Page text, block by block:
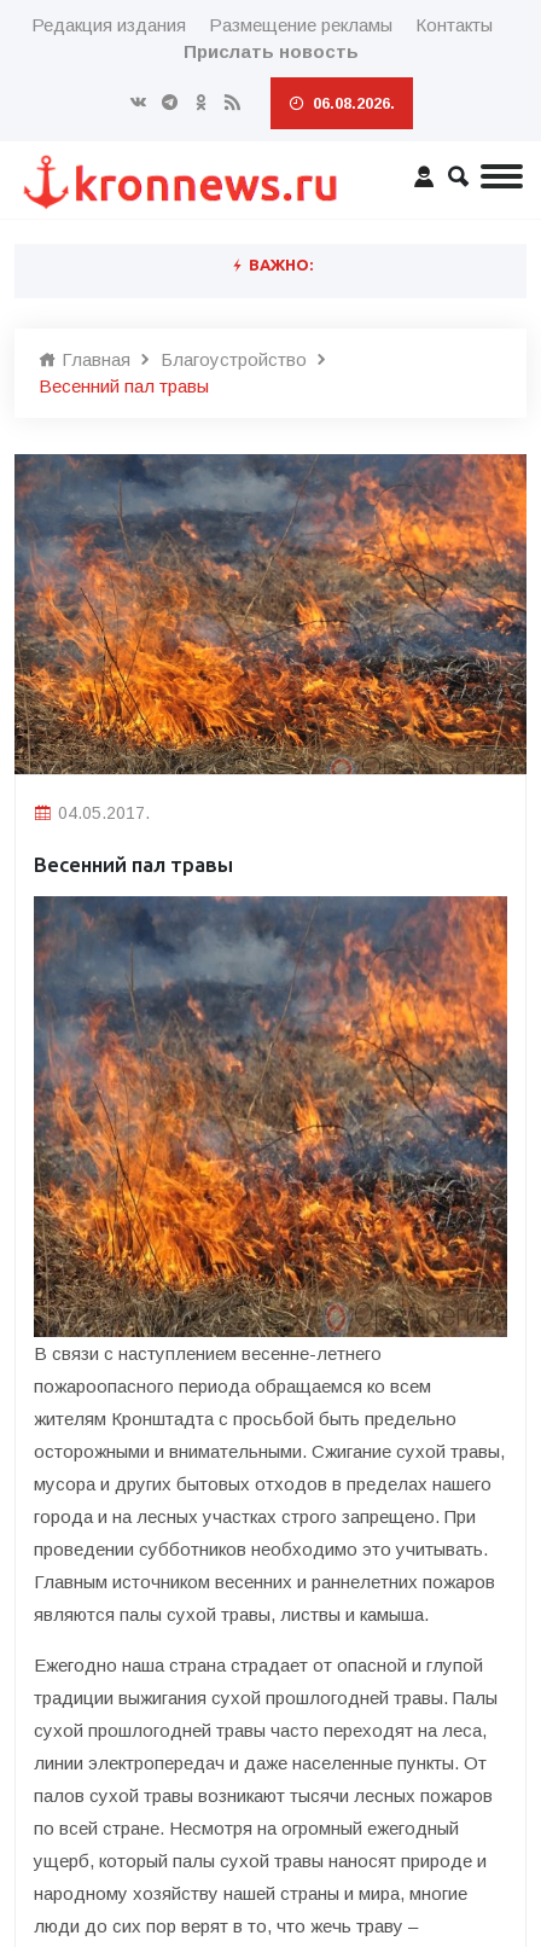
Редакция издания Размещение рекламы
Контакты
Прислать новость
06.08.2026.
ВАЖНО:
Главная
Благоустройство
Весенний пал травы
04.05.2017.
Весенний пал травы
В связи с наступлением весенне-летнего
пожароопасного периода обращаемся ко всем
жителям Кронштадта с просьбой быть предельно
осторожными и внимательными. Сжигание сухой травы,
мусора и других бытовых отходов в пределах нашего
города и на лесных участках строго запрещено. При
проведении субботников необходимо это учитывать.
Главным источником весенних и раннелетних пожаров
являются палы сухой травы, листвы и камыша.
Ежегодно наша страна страдает от опасной и глупой
традиции выжигания сухой прошлогодней травы. Палы
сухой прошлогодней травы часто переходят на леса,
линии электропередач и даже населенные пункты. От
палов сухой травы возникают тысячи лесных пожаров
по всей стране. Несмотря на огромный ежегодный
ущерб, который палы сухой травы наносят природе и
народному хозяйству нашей страны и мира, многие
люди до сих пор верят в то, что жечь траву –